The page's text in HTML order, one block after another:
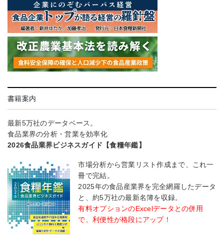
書籍案内
最新5万社のデータベース。
食品業界の分析・営業を効率化
2026食品業界ビジネスガイド【食糧年鑑】
市場分析から営業リスト作成まで、これ一
冊で完結。
2025年の食品産業界を完全網羅したデータ
と、約5万社の最新名簿を収録。
有料オプションのExcelデータとの併用
で、利便性が格段にアップ！